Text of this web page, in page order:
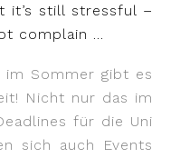
it’s still stressful –
complain …
im Sommer gibt es
Nicht nur das im
für die Uni
sich auch Events